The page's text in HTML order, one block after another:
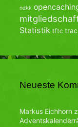
ndkk
Statistik tftc
Neueste
Markus Eichhorn